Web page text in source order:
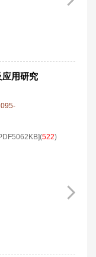
应用研究
5062KB](522)